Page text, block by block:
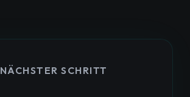
NÄCHSTER SCHRITT